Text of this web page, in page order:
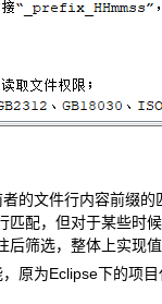
者的文件行内容前缀
匹配，但对于某些时
后筛选，整体上实现
，原为Eclipse下的项